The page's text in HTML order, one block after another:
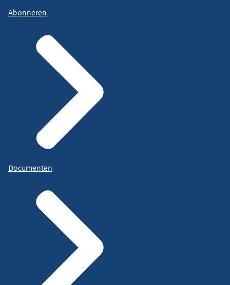
Abonneren
Documenten